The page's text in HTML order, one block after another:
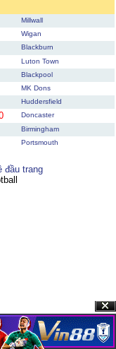
Millwall
Wigan
Blackburn
Luton Town
Blackpool
MK Dons
Huddersfield
Doncaster
Birmingham
Portsmouth
đầu trang